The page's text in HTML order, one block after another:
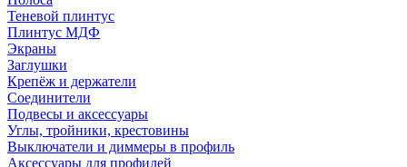
Теневой плинтус
Плинтус МДФ
Экраны
Заглушки
Крепёж и держатели
Соединители
Подвесы и аксессуары
Углы, тройники, крестовины
Выключатели и диммеры в профиль
Аксессуары для профилей